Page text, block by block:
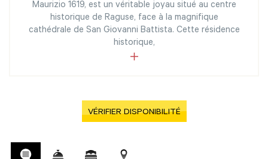
Maurizio 1619, est un véritable joyau situé au centre
historique de Raguse, face à la magnifique
cathédrale de San Giovanni Battista. Cette résidence
historique,
VÉRIFIER DISPONIBILITÉ